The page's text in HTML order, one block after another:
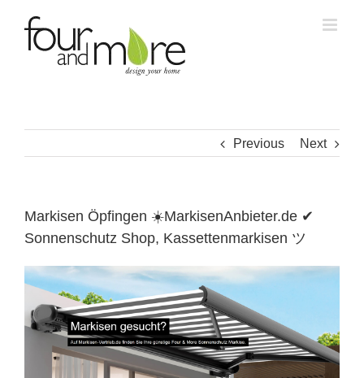
content
Previous Next
Markisen Öpfingen ☀️MarkisenAnbieter.de ✔
Sonnenschutz Shop, Kassettenmarkisen ツ